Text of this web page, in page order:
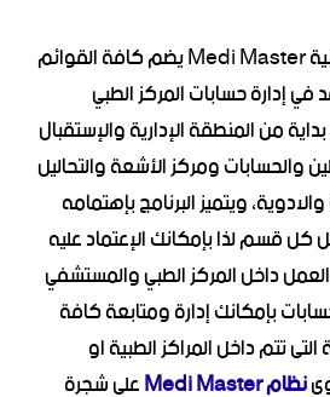
برنامج إدارة المراكز الطبية Medi Master يضم كافة القوائم
في إدارة حسابات المركز الطبي
من المنطقة الإدارية والإستقبال
والحسابات ومركز الأشعة والتحاليل
ويتميز البرنامج بإهتمامه
كل قسم لذا بإمكانك الإعتماد عليه
داخل المركز الطبي والمستشفي
بإمكانك إدارة ومتابعة كافة
التى تتم داخل المراكز الطبية او
نظام Medi Master على شجرة